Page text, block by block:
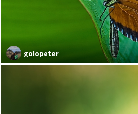
golopeter